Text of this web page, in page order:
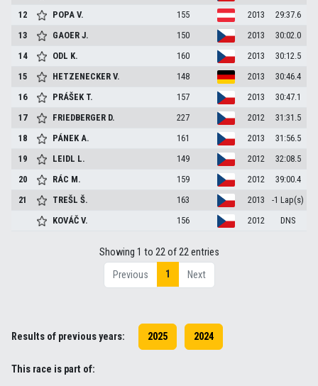
12
POPAV. 155 2013
29:37.6
13
GAOERJ. 150 2013
30:02.0
14
ODL K. 160 2013
30:12.5
15
HETZENECKERV. 148 2013
30:46.4
16
PRÁŠEK T. 157 2013
30:47.1
17
FRIEDBERGER D. 227 2012
31:31.5
18
PÁNEKA. 161 2013
31:56.5
19
LEIDL L. 149 2012
32:08.5
20
RÁC M. 159 2012
39:00.4
21
TREŠLŠ. 163 2013
-1 Lap(s)
KOVÁČV. 156 2012 DNS
Showing 1 to 22 of 22 entries
Previous
1 Next
Results of previous years: 2025 2024
This race is part of: